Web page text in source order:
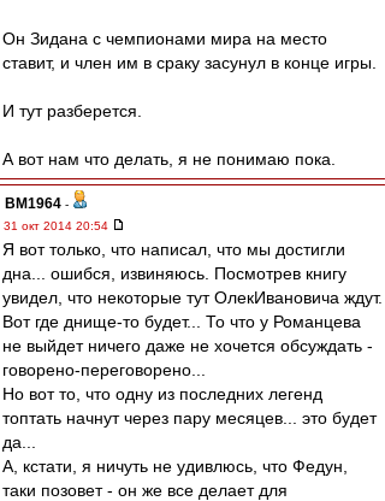
Он Зидана с чемпионами мира на место
ставит, и член им в сраку засунул в конце игры.
И тут разберется.
А вот нам что делать, я не понимаю пока.
BM1964 -
31 окт 2014 20:54
Я вот только, что написал, что мы достигли
дна... ошибся, извиняюсь. Посмотрев книгу
увидел, что некоторые тут ОлекИвановича ждут.
Вот где днище-то будет... То что у Романцева
не выйдет ничего даже не хочется обсуждать -
говорено-переговорено...
Но вот то, что одну из последних легенд
топтать начнут через пару месяцев... это будет
да...
А, кстати, я ничуть не удивлюсь, что Федун,
таки позовет - он же все делает для